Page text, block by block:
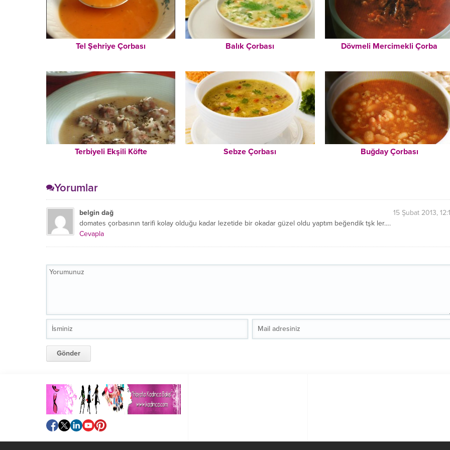
Tel Şehriye Çorbası Balık Çorbası Dövmeli Mercimekli Çorba
Terbiyeli Ekşili Köfte Sebze Çorbası Buğday Çorbası
Yorumlar
belgin dağ
15 Şubat 2013,
domates çorbasının tarifi kolay olduğu kadar lezetide bir okadar güzel oldu yaptım beğendik tşk ler….
Cevapla